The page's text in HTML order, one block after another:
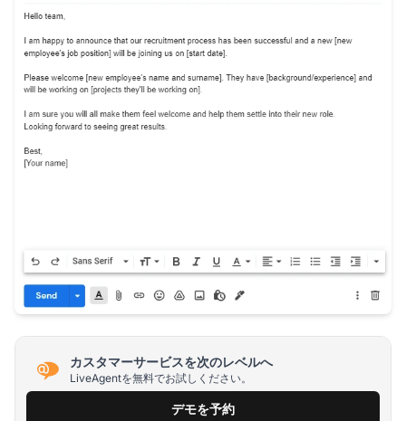
カスタマーサービスを次のレベルへ
LiveAgentを無料でお試しください。
デモを予約